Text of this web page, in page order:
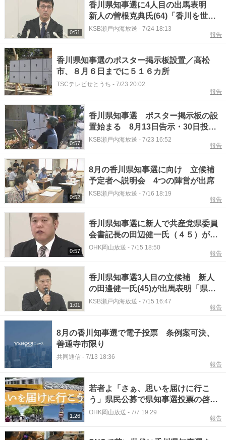
0:51
香川県知事選に4人目の出馬表明
新人の曽根克典氏(64)「香川を世界
一の100万都市に」
KSB瀬戸内海放送 - 7/24 18:13
報告
香川県知事選のポスター掲示板設置／高松
市、８月６日までに５１６カ所
TSCテレビせとうち - 7/23 20:02
報告
0:57
香川県知事選 ポスター掲示板の設
置始まる 8月13日告示・30日投開
票
KSB瀬戸内海放送 - 7/23 16:52
報告
0:52
8月の香川県知事選に向け 立候補
予定者へ説明会 4つの陣営が出席
KSB瀬戸内海放送 - 7/16 18:19
報告
0:57
香川県知事選に新人で共産党県委員
会書記長の田辺健一氏（４５）が出
馬表明 ８月３０日投開票【香川】
OHK岡山放送 - 7/15 18:50
報告
1:01
香川県知事選3人目の立候補 新人
の田邉健一氏(45)が出馬表明「県民
の願いを受け止め、命や暮らしを守
KSB瀬戸内海放送 - 7/15 16:47
報告
8月の香川知事選で電子投票 条例案可決、
善通寺市限り
共同通信 - 7/13 18:36
報告
1:26
若者よ「さぁ、思いを届けに行こ
う」県民公募で県知事選投票の啓発
ショート動画を選考し３本を決定
OHK岡山放送 - 7/7 19:29
報告